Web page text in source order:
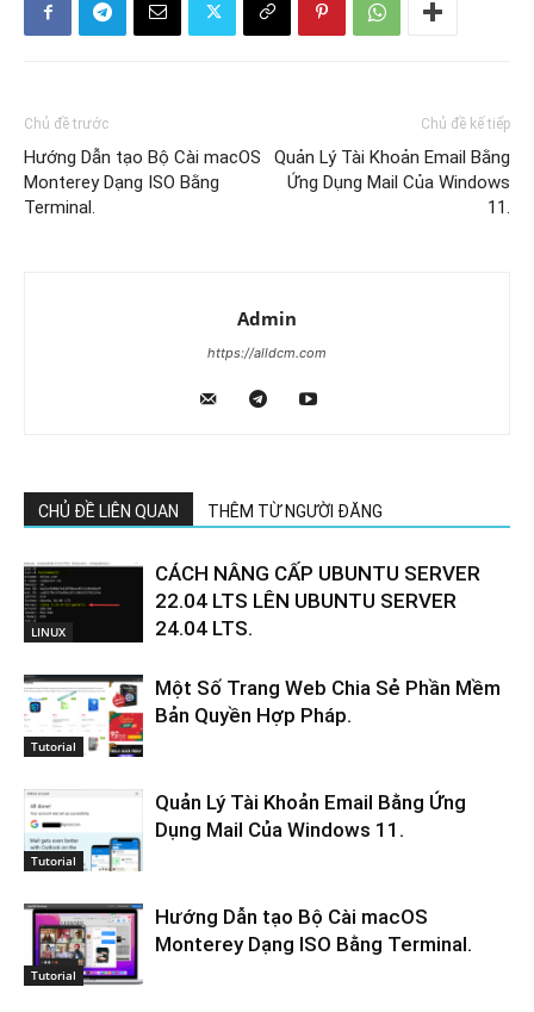
Chủ đề trước
Hướng Dẫn tạo Bộ Cài macOS
Monterey Dạng ISO Bằng
Terminal.
Chủ đề kế tiếp
Quản Lý Tài Khoản Email Bằng
Ứng Dụng Mail Của Windows
11.
Admin
https://alldcm.com
CHỦ ĐỀ LIÊN QUAN THÊM TỪ NGƯỜI ĐĂNG
LINUX
CÁCH NÂNG CẤP UBUNTU SERVER
22.04 LTS LÊN UBUNTU SERVER
24.04 LTS.
Tutorial
Một Số Trang Web Chia Sẻ Phần Mềm
Bản Quyền Hợp Pháp.
Tutorial
Quản Lý Tài Khoản Email Bằng Ứng
Dụng Mail Của Windows 11.
Tutorial
Hướng Dẫn tạo Bộ Cài macOS
Monterey Dạng ISO Bằng Terminal.